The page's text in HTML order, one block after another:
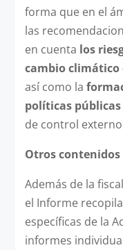
forma que en el
las
en cuenta los
cambio
así como la
políticas públicas
de control
Otros
Además de la
el Informe
específicas de la
informes